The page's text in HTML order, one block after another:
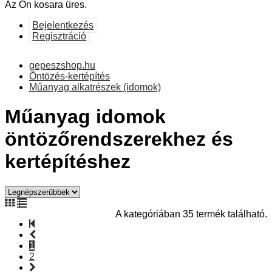
Az Ön kosara üres.
Bejelentkezés
Regisztráció
gepeszshop.hu
Öntözés-kertépítés
Műanyag alkatrészek (idomok)
Műanyag idomok
öntözőrendszerekhez és
kertépítéshez
A kategóriában 35 termék található.
1
2